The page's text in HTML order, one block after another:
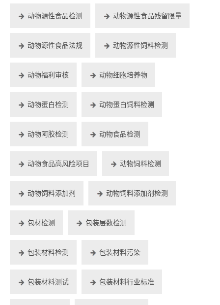
动物源性食品检测 动物源性食品残留限量
动物源性食品法规 动物源性饲料检测
动物福利审核 动物细胞培养物
动物蛋白检测 动物蛋白饲料检测
动物阿胶检测 动物食品检测
动物食品高风险项目 动物饲料检测
动物饲料添加剂 动物饲料添加剂检测
包材检测 包装层数检测
包装材料检测 包装材料污染
包装材料测试 包装材料行业标准